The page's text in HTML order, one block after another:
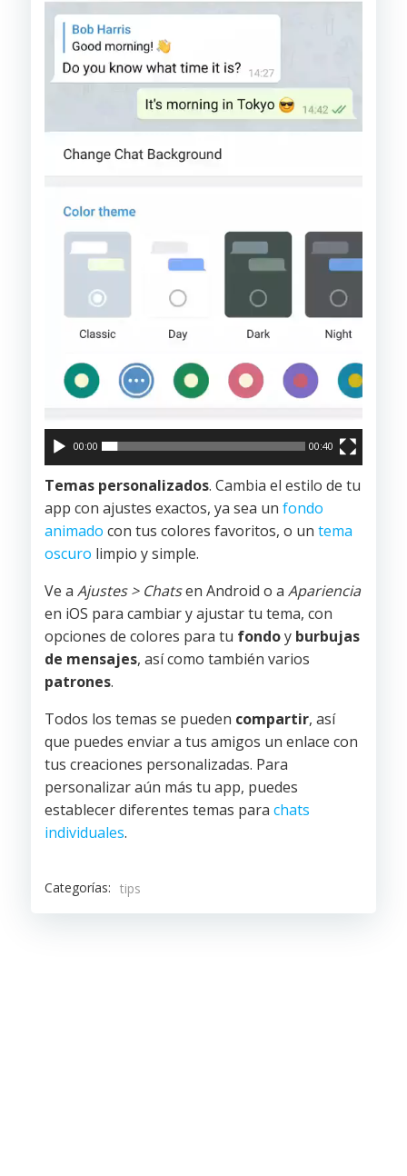
00:00 00:40
Temas personalizados. Cambia el estilo de tu
app con ajustes exactos, ya sea un fondo
animado con tus colores favoritos, o un tema
oscuro limpio y simple.
Ve a Ajustes > Chatsen Android o a Apariencia
en iOS para cambiar y ajustar tu tema, con
opciones de colores para tu fondoy burbujas
de mensajes, así como también varios
patrones.
Todos los temas se pueden compartir, así
que puedes enviar a tus amigos un enlace con
tus creaciones personalizadas. Para
personalizar aún más tu app, puedes
establecer diferentes temas para chats
individuales.
Categorías: tips